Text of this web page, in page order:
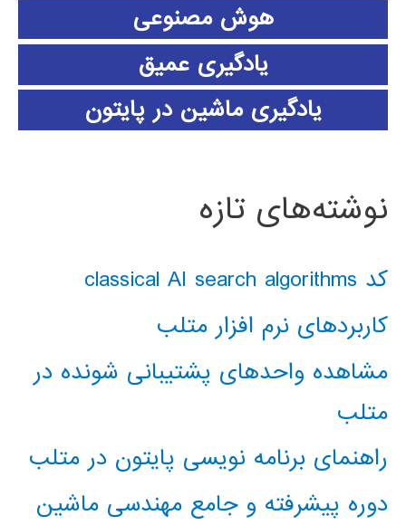
هوش مصنوعی
یادگیری عمیق
یادگیری ماشین در پایتون
نوشته‌های تازه
کد classical AI search algorithms
کاربردهای نرم افزار متلب
مشاهده واحدهای پشتیبانی شونده در
متلب
راهنمای برنامه نویسی پایتون در متلب
دوره پیشرفته و جامع مهندسی ماشین